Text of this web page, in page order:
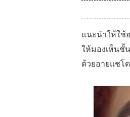
แนะนำให้ใช้
ให้มองเห็นชั้
ด้วยอายแชโ